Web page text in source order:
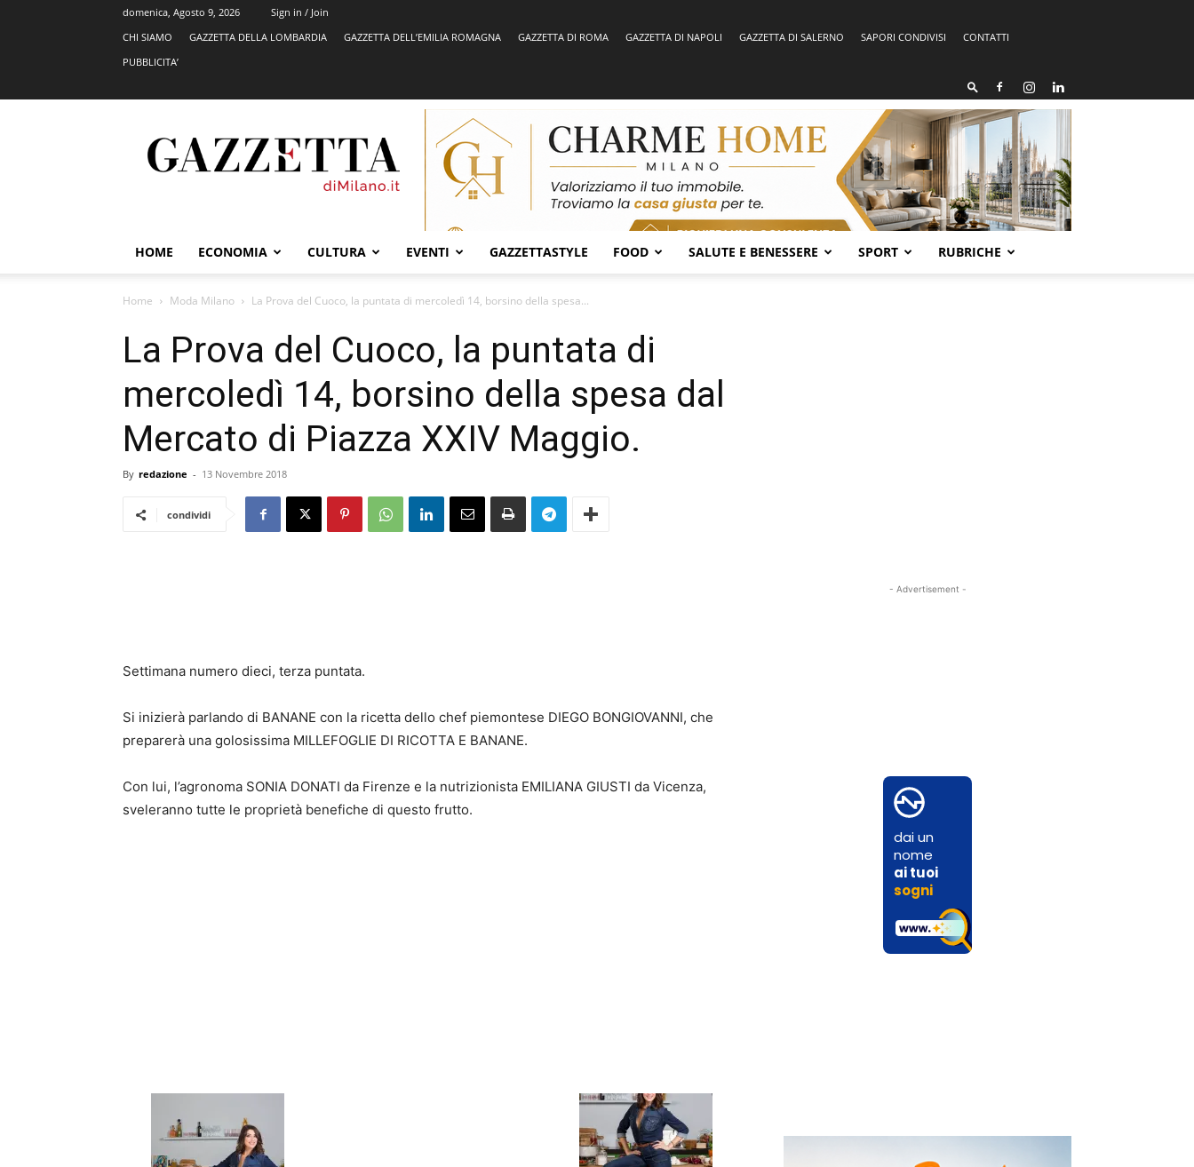
domenica, Agosto 9, 2026
Sign in / Join
CHI SIAMO
GAZZETTA DELLA LOMBARDIA GAZZETTA DELL’EMILIA ROMAGNA GAZZETTA DI ROMA GAZZETTA DI NAPOLI GAZZETTA DI SALERNO SAPORI CONDIVISI
CONTATTI
PUBBLICITA’
HOME ECONOMIA CULTURA EVENTI GAZZETTASTYLE FOOD SALUTE E BENESSERE SPORT RUBRICHE
Home Moda Milano La Prova del Cuoco, la puntata di mercoledì 14, borsino della spesa...
La Prova del Cuoco, la puntata di
mercoledì 14, borsino della spesa dal
Mercato di Piazza XXIV Maggio.
By redazione - 13 Novembre 2018
condividi
Settimana numero dieci, terza puntata.
Si inizierà parlando di BANANE con la ricetta dello chef piemontese DIEGO BONGIOVANNI, che
preparerà una golosissima MILLEFOGLIE DI RICOTTA E BANANE.
Con lui, l’agronoma SONIA DONATI da Firenze e la nutrizionista EMILIANA GIUSTI da Vicenza,
sveleranno tutte le proprietà benefiche di questo frutto.
- Advertisement -